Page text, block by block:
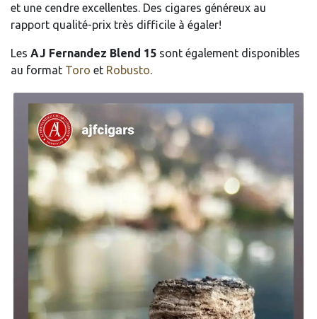
et une cendre excellentes. Des cigares généreux au
rapport qualité-prix très difficile à égaler!
Les AJ Fernandez Blend 15 sont également disponibles
au format Toro et Robusto.